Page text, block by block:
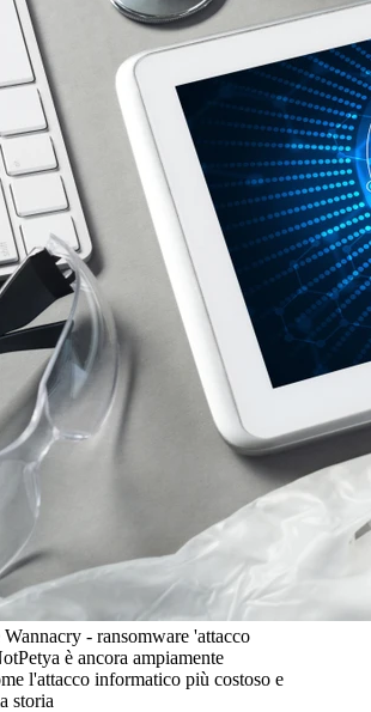
- ransomware 'attacco
è ancora ampiamente
l'attacco informatico più costoso e
storia